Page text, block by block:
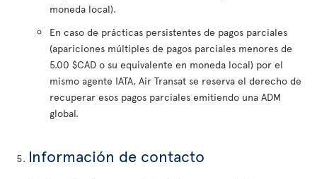
moneda local).
En caso de prácticas persistentes de pagos parciales
(apariciones múltiples de pagos parciales menores de
5.00 $CAD o su equivalente en moneda local) por el
mismo agente IATA, Air Transat se reserva el derecho de
recuperar esos pagos parciales emitiendo una ADM
global.
Información de contacto